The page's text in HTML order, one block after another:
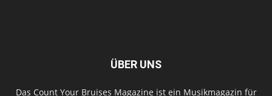
ÜBER UNS
Das Count Your Bruises Magazine ist ein Musikmagazin für